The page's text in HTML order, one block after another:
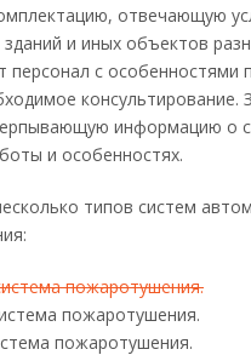
отвечающую
зданий и иных объектов
персонал с особенностями
консультирование.
информацию о
и особенностях.
типов систем
пожаротушения.
пожаротушения.
пожаротушения.